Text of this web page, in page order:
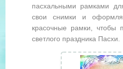
пасхальными рамками
свои снимки и
красочные рамки, чтобы
светлого праздника Пасхи.